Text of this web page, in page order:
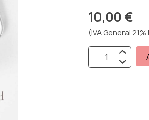
10,00 €
(IVA General